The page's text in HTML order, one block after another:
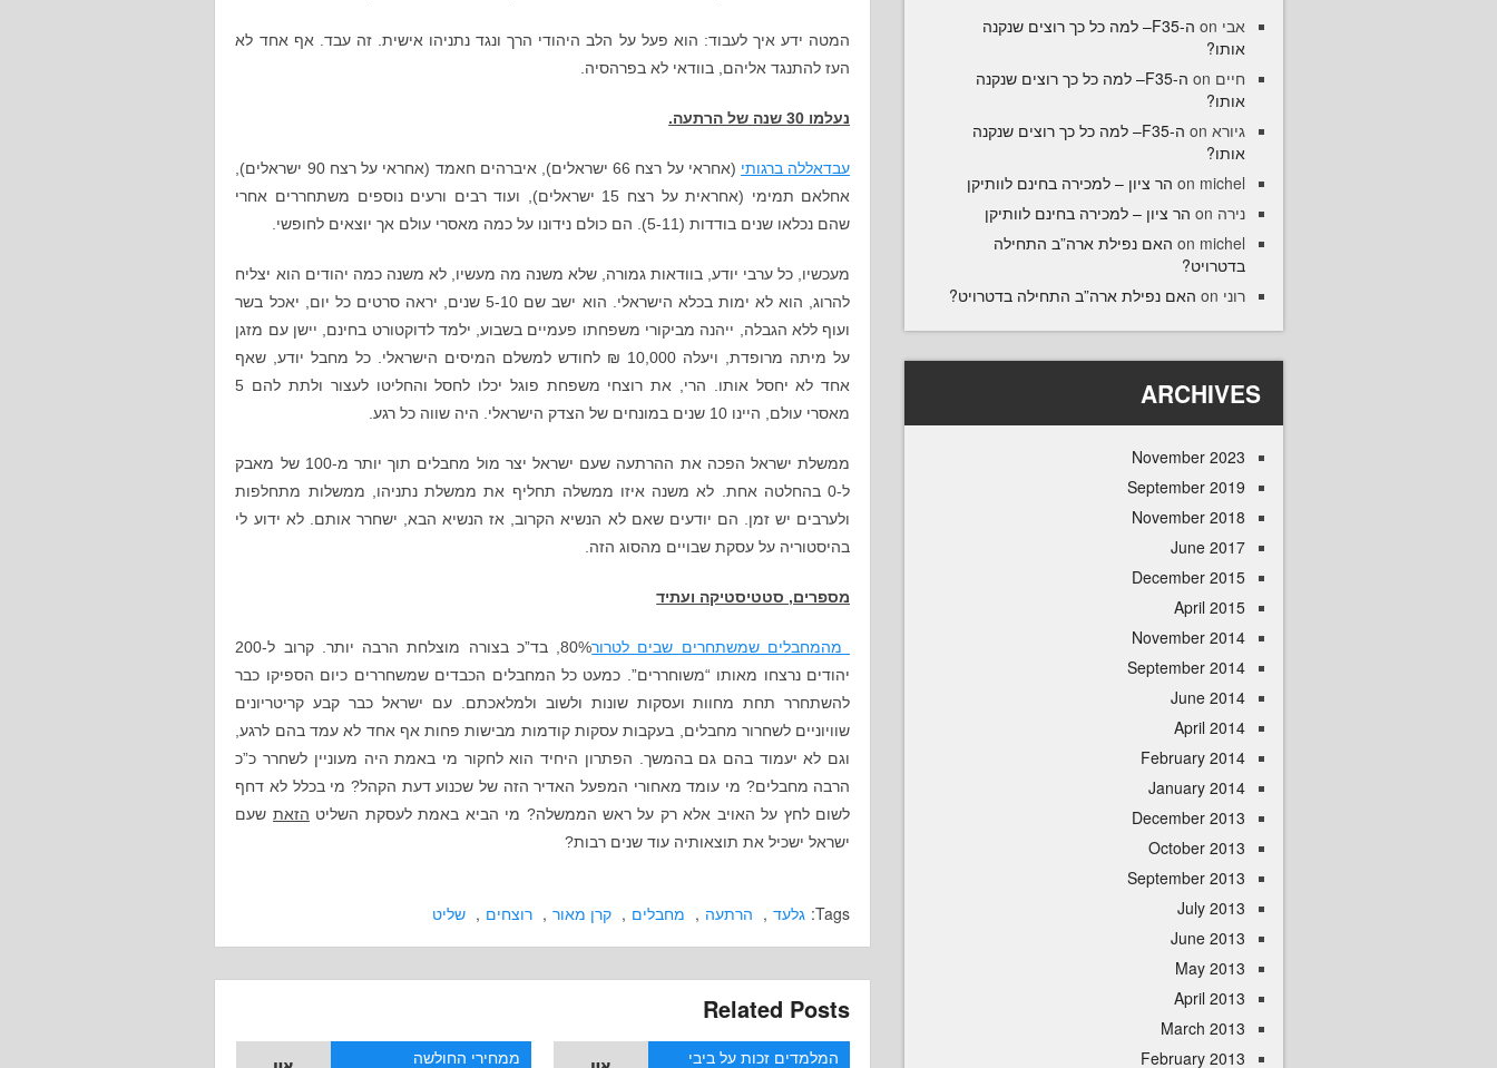
המטה ידע איך לעבוד: הוא פעל על הלב היהודי הרך ונגד נתניהו אישית. זה עבד. אף אחד לא
העז להתנגד אליהם, בוודאי לא בפרהסיה.
נעלמו 30 שנה של הרתעה.
עבדאללה ברגותי
(אחראי על רצח 66 ישראלים), איברהים חאמד (אחראי על רצח 90 ישראלים),
אחלאם תמימי (אחראית על רצח 15 ישראלים), ועוד רבים ורעים נוספים משתחררים אחרי
שהם נכלאו שנים בודדות (5-11). הם כולם נידונו על כמה מאסרי עולם אך יוצאים לחופשי.
מעכשיו, כל ערבי יודע, בוודאות גמורה, שלא משנה מה מעשיו, לא משנה כמה יהודים הוא יצליח
להרוג, הוא לא ימות בכלא הישראלי. הוא ישב שם 5-10 שנים, יראה סרטים כל יום, יאכל בשר
ועוף ללא הגבלה, ייהנה מביקורי משפחתו פעמיים בשבוע, ילמד לדוקטורט בחינם, יישן עם מזגן
על מיתה מרופדת, ויעלה 10,000 ₪ לחודש למשלם המיסים הישראלי. כל מחבל יודע, שאף
אחד לא יחסל אותו. הרי, את רוצחי משפחת פוגל יכלו לחסל והחליטו לעצור ולתת להם 5
מאסרי עולם, היינו 10 שנים במונחים של הצדק הישראלי. היה שווה כל רגע.
ממשלת ישראל הפכה את ההרתעה שעם ישראל יצר מול מחבלים תוך יותר מ-100 של מאבק
ל-0 בהחלטה אחת. לא משנה איזו ממשלה תחליף את ממשלת נתניהו, ממשלות מתחלפות
ולערבים יש זמן. הם יודעים שאם לא הנשיא הקרוב, אז הנשיא הבא, ישחרר אותם. לא ידוע לי
בהיסטוריה על עסקת שבויים מהסוג הזה.
מספרים, סטטיסטיקה ועתיד
80%מהמחבלים שמשתחרים שבים לטרור
, בד”כ בצורה מוצלחת הרבה יותר. קרוב ל-200
יהודים נרצחו מאותו “משוחררים”. כמעט כל המחבלים הכבדים שמשחררים כיום הספיקו כבר
להשתחרר תחת מחוות ועסקות שונות ולשוב ולמלאכתם. עם ישראל כבר קבע קריטריונים
שוויוניים לשחרור מחבלים, בעקבות עסקות קודמות מבישות פחות אף אחד לא עמד בהם לרגע,
וגם לא יעמוד בהם גם בהמשך. הפתרון היחיד הוא לחקור מי באמת היה מעוניין לשחרר כ”כ
הרבה מחבלים? מי עומד מאחורי המפעל האדיר הזה של שכנוע דעת הקהל? מי בכלל לא דחף
לשום לחץ על האויב אלא רק על ראש הממשלה? מי הביא באמת לעסקת השליט הזאת שעם
ישראל ישכיל את תוצאותיה עוד שנים רבות?
Tags: גלעד , הרתעה , מחבלים , קרן מאור , רוצחים , שליט
Related Posts
המלמדים זכות על ביבי
ממחירי החולשה
אבי
ה-F35– למה כל כך רוצים שנקנה
אותו?
חיים
ה-F35– למה כל כך רוצים שנקנה
אותו?
גיורא
ה-F35– למה כל כך רוצים שנקנה
אותו?
michel
הר ציון – למכירה בחינם לוותיקן
נירה
הר ציון – למכירה בחינם לוותיקן
michel
האם נפילת ארה”ב התחילה
בדטרויט?
רוני
האם נפילת ארה”ב התחילה בדטרויט?
ARCHIVES
November 2023
September 2019
November 2018
June 2017
December 2015
April 2015
November 2014
September 2014
June 2014
April 2014
February 2014
January 2014
December 2013
October 2013
September 2013
July 2013
June 2013
May 2013
April 2013
March 2013
February 2013